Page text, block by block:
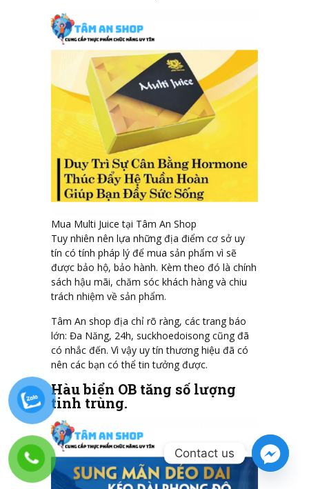
Mua Multi Juice tại Tâm An Shop
Tuy nhiên nên lựa những địa điểm cơ sở uy
tín có tính pháp lý để mua sản phẩm vì sẽ
được bảo hộ, bảo hành. Kèm theo đó là chính
sách hậu mãi, chăm sóc khách hàng và chiu
trách nhiệm về sản phẩm.
Tâm An shop địa chỉ rõ ràng, các trang báo
lớn: Đa Năng, 24h, suckhoedoisong cũng đã
có nhắc đến. Vì vậy uy tín thương hiệu đã có
nên các bạn có thể tin tưởng được.
Hàu biển OB tăng số lượng
tinh trùng.
Contact us